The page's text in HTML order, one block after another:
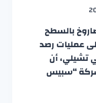
بالسطح
عمليات رصد
أن
لشركة “سبيس